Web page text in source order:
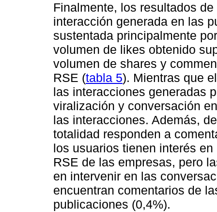
Finalmente, los resultados
interacción generada en las
sustentada principalmente
volumen de likes obtenido
volumen de shares y
RSE (tabla 5). Mientras que
las interacciones generadas
viralización y conversación
las interacciones. Además,
totalidad responden a
los usuarios tienen interés
RSE de las empresas, pero
en intervenir en las
encuentran comentarios de
publicaciones (0,4%).